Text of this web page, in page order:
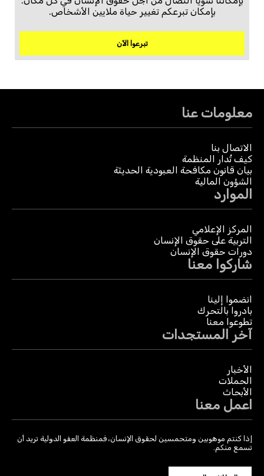
بإمكان تبرعكم تغيير حياة ملايين الأشخاص.
تبرعوا الآن
معلومات عنا
الاتصال بنا
كيف تُدار المنظمة
بيان قانون مكافحة العبودية الحديثة
الشؤون المالية
الموارد
المركز الإعلامي
التربية على حقوق الإنسان
دورات حقوق الإنسان
شاركوا معنا
انضموا إلينا
بادروا بالتحرك
تطوعوا معنا
آخر المستجدات
الأخبار
الحملات
الأبحاث
اعمل معنا
إذا كنتم موهوبين ومتحمسين لحقوق الإنسان، فمنظمة العفو الدولية تريد أن
تسمع منكم.